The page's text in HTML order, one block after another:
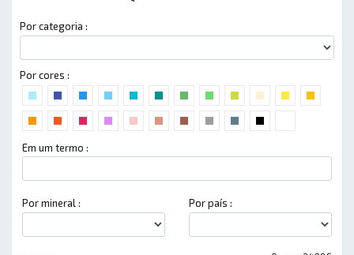
Por categoria :
Por cores :
Em um termo :
Por mineral : Por país :